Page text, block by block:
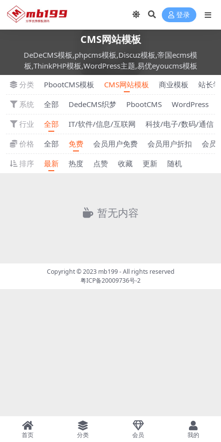
登录
CMS网站模板
DeDeCMS模板,phpcms模板,Discuz模板,帝国ecms模
板,ThinkPHP模板,WordPress主题,易优eyoucms模板
分类
PbootCMS模板 CMS网站模板 商业模板
站长
系统
全部 DedeCMS织梦 PbootCMS WordPress
行业
全部 IT/软件/信息/互联网
科技/电子/数码/通信
价格
全部 免费 会员用户免费 会员用户折扣
会员
排序
最新 热度 点赞 收藏 更新 随机
暂无内容
Copyright © 2023 mb199- All rights reserved
粤ICP备20009736号-2
首页 分类 会员 我的